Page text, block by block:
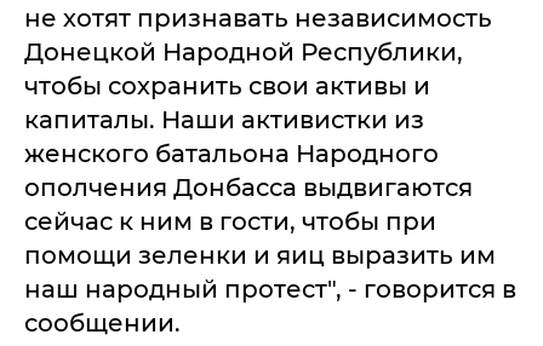
не хотят признавать независимость
Донецкой Народной Республики,
чтобы сохранить свои активы и
капиталы. Наши активистки из
женского батальона Народного
ополчения Донбасса выдвигаются
сейчас к ним в гости, чтобы при
помощи зеленки и яиц выразить им
наш народный протест", - говорится в
сообщении.